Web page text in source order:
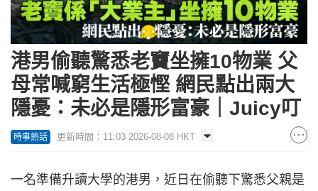
港男偷聽驚悉老竇坐擁10物業 父
母常喊窮生活極慳 網民點出兩大
隱憂：未必是隱形富豪｜Juicy叮
時事熱話 更新時間：11:03 2026-08-08 HKT
一名準備升讀大學的港男，近日在偷聽下驚悉父親是